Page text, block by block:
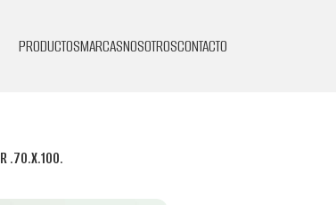
PRODUCTOSMARCASNOSOTROSCONTACTO
.70.X.100.